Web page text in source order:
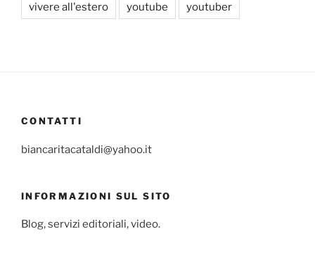
vivere all'estero youtube youtuber
CONTATTI
biancaritacataldi@yahoo.it
INFORMAZIONI SUL SITO
Blog, servizi editoriali, video.